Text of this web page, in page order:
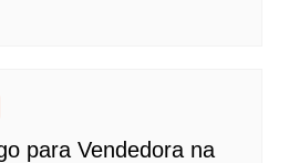
para Vendedora na